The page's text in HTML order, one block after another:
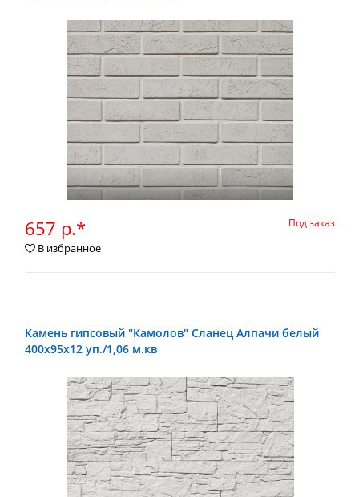
657 р.* Под заказ
В избранное
Камень гипсовый "Камолов" Сланец Алпачи белый
400х95х12 уп./1,06 м.кв